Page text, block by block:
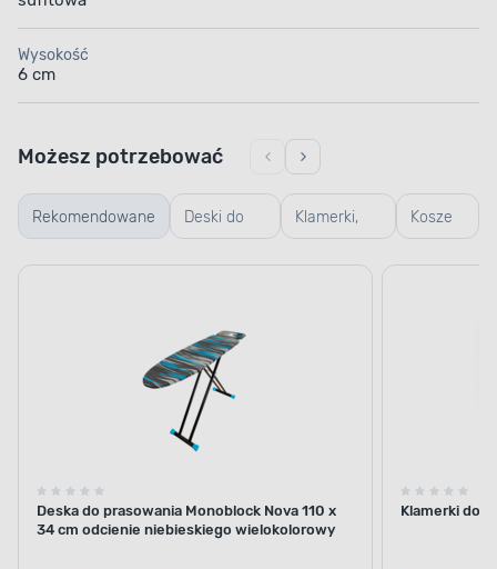
Wysokość
6 cm
Rekomendowane Deski do
prasowania
Klamerki,
linki,
Kosze
na
Możesz potrzebować
Deska do prasowania Monoblock Nova 110 x
34 cm odcienie niebieskiego wielokolorowy
Klamerki do